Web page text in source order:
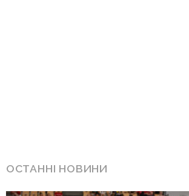
ОСТАННІ НОВИНИ